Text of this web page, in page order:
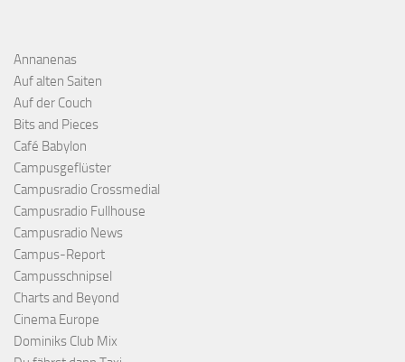
Annanenas
Auf alten Saiten
Auf der Couch
Bits and Pieces
Café Babylon
Campusgeflüster
Campusradio Crossmedial
Campusradio Fullhouse
Campusradio News
Campus-Report
Campusschnipsel
Charts and Beyond
Cinema Europe
Dominiks Club Mix